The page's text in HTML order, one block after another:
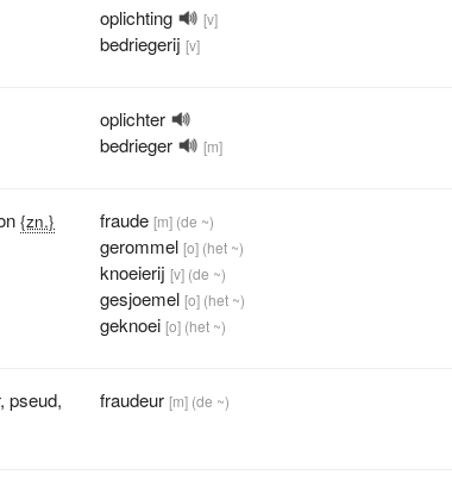
oplichting [v]
bedriegerij [v]
oplichter
bedrieger
[m]
{zn.} fraude [m] (de ~)
gerommel [o] (het ~)
knoeierij [v] (de ~)
gesjoemel [o] (het ~)
geknoei [o] (het ~)
,pseud,
fraudeur [m] (de ~)